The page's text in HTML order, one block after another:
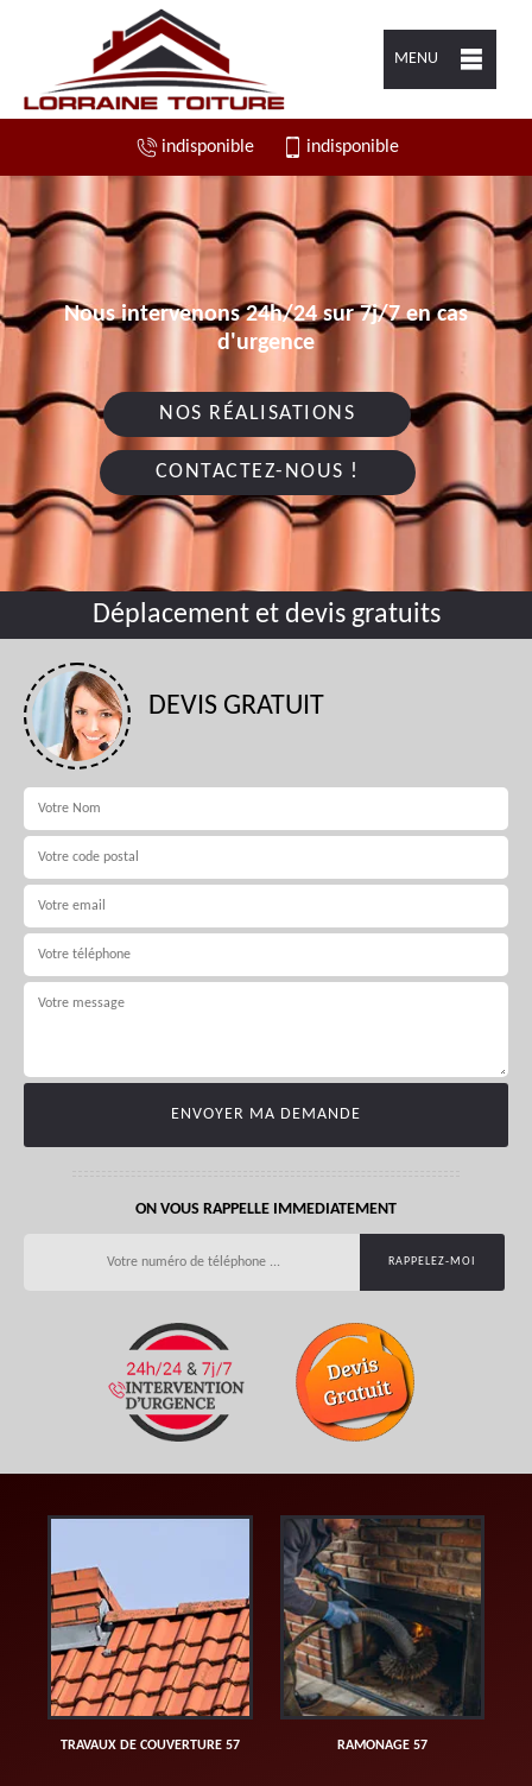
MENU
indisponible indisponible
Nous intervenons 24h/24 sur 7j/7 en cas
d'urgence
NOS RÉALISATIONS
CONTACTEZ-NOUS !
Déplacement et devis gratuits
DEVIS GRATUIT
ON VOUS RAPPELLE IMMEDIATEMENT
TRAVAUX DE COUVERTURE 57 RAMONAGE 57